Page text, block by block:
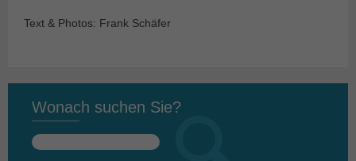
Text & Photos: Frank Schäfer
Wonach suchen Sie?
Suchen